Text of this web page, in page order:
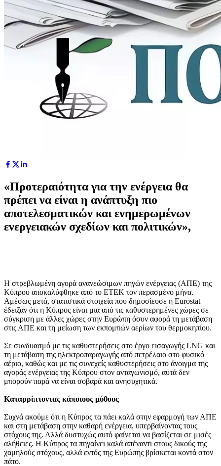
«Προτεραιότητα για την ενέργεια θα
πρέπει να είναι η ανάπτυξη πιο
αποτελεσματικών και ενημερωμένων
ενεργειακών σχεδίων και πολιτικών»,
Η στρεβλωμἐνη αγορά ανανεώσιμων πηγών ενέργειας (ΑΠΕ) της
Κύπρου αποκαλύφθηκε από το ΕΤΕΚ τον περασμένο μήνα.
Αμέσως μετά, στατιστικά στοιχεία που δημοσίευσε η Eurostat
έδειξαν ότι η Κύπρος είναι μια από τις καθυστερημένες χώρες σε
σύγκριση με άλλες χώρες στην Ευρώπη όσον αφορά τη μετάβαση
στις ΑΠΕ και τη μείωση των εκπομπών αερίων του θερμοκηπίου.
Σε συνδυασμό με τις καθυστερήσεις στο έργο εισαγωγής LNG και
τη μετάβαση της ηλεκτροπαραγωγής από πετρέλαιο στο φυσικό
αέριο, καθώς και με τις συνεχείς καθυστερήσεις στο άνοιγμα της
αγοράς ενέργειας της Κύπρου στον ανταγωνισμό, αυτά δεν
μπορούν παρά να είναι σοβαρά και ανησυχητικά.
Καταρρίπτοντας κάποιους μύθους
Συχνά ακούμε ότι η Κύπρος τα πάει καλά στην εφαρμογή των ΑΠΕ
και στη μετάβαση στην καθαρή ενέργεια, υπερβαίνοντας τους
στόχους της. Αλλά δυστυχώς αυτό φαίνεται να βασίζεται σε μισές
αλήθειες. Η Κύπρος τα πηγαίνει καλά απέναντι στους δικούς της
χαμηλούς στόχους, αλλά εντός της Ευρώπης βρίσκεται κοντά στον
πάτο.